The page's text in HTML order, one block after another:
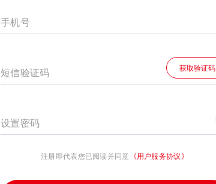
手机号
短信验证码 获取验证码
设置密码
注册即代表您已阅读并同意 《用户服务协议》